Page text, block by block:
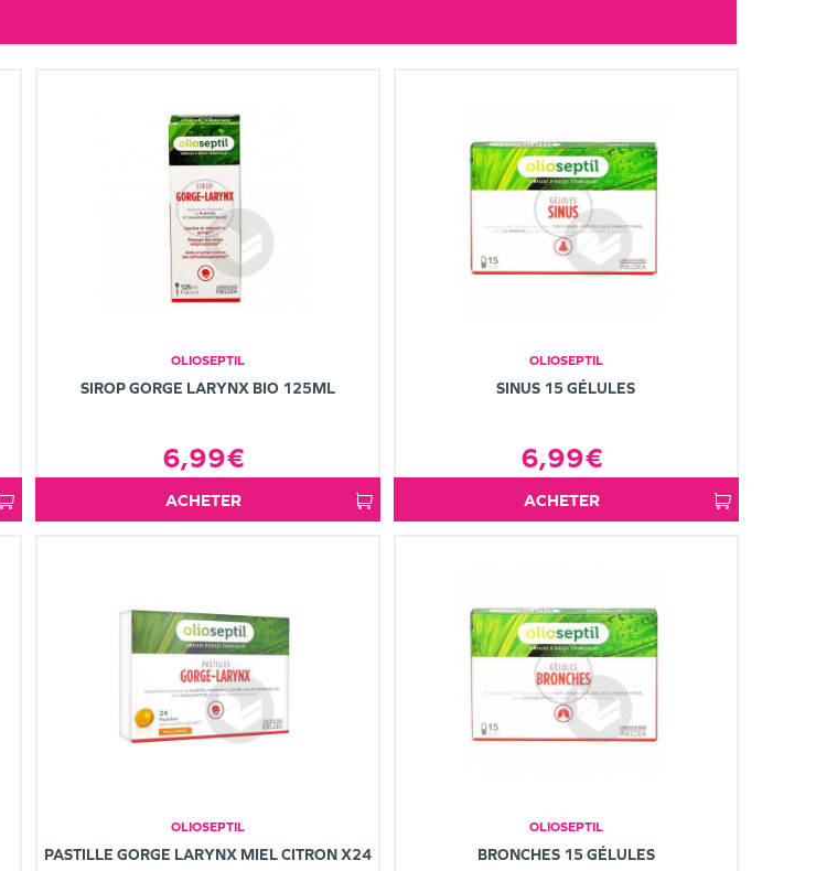
OLIOSEPTIL
SIROP GORGE LARYNX BIO 125ML
6,99€
ACHETER
OLIOSEPTIL
SINUS 15 GÉLULES
6,99€
ACHETER
OLIOSEPTIL
PASTILLE GORGE LARYNX MIEL CITRON X24
OLIOSEPTIL
BRONCHES 15 GÉLULES